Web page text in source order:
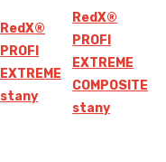
RedX®
PROFI
EXTREME
stany
RedX®
PROFI
EXTREME
COMPOSITE
stany